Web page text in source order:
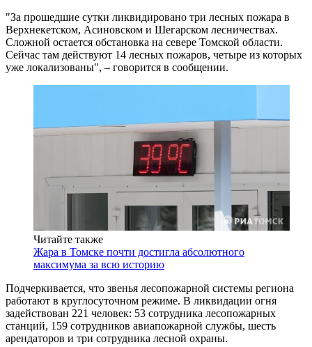
"За прошедшие сутки ликвидировано три лесных пожара в
Верхнекетском, Асиновском и Шегарском лесничествах.
Сложной остается обстановка на севере Томской области.
Сейчас там действуют 14 лесных пожаров, четыре из которых
уже локализованы", – говорится в сообщении.
Читайте также
Жара в Томске почти достигла абсолютного
максимума за всю историю
Подчеркивается, что звенья лесопожарной системы региона
работают в круглосуточном режиме. В ликвидации огня
задействован 221 человек: 53 сотрудника лесопожарных
станций, 159 сотрудников авиапожарной службы, шесть
арендаторов и три сотрудника лесной охраны.